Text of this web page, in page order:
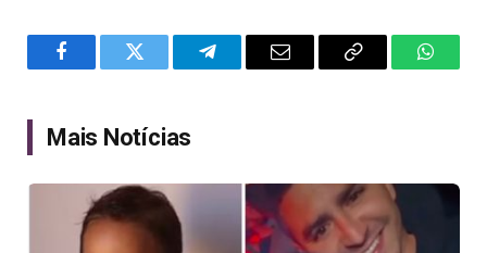
FacebookTwitter TelegramEmail
Copy
Mais Notícias